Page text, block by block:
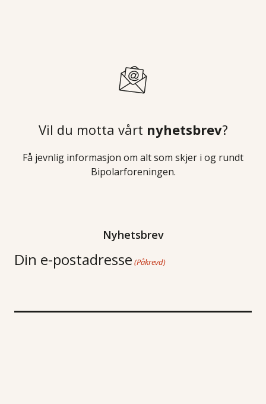
Vil du motta vårt nyhetsbrev?
Få jevnlig informasjon om alt som skjer i og rundt
Bipolarforeningen.
Nyhetsbrev
Din e-postadresse (Påkrevd)